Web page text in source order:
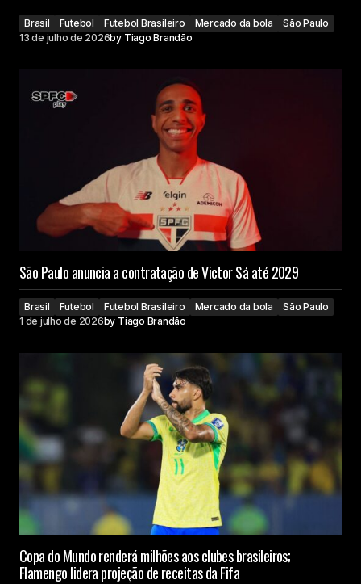
Brasil Futebol Futebol Brasileiro Mercado da bola
São Paulo
13 de julho de 2026by Tiago Brandão
São Paulo anuncia a contratação de Victor Sá até 2029
Brasil Futebol Futebol Brasileiro Mercado da bola
São Paulo
1 de julho de 2026by Tiago Brandão
Copa do Mundo renderá milhões aos clubes brasileiros;
Flamengo lidera projeção de receitas da Fifa